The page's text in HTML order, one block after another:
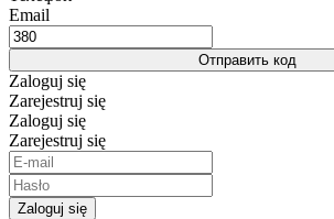
Email
Отправить код
Zaloguj się
Zarejestruj się
Zaloguj się
Zarejestruj się
Zaloguj się